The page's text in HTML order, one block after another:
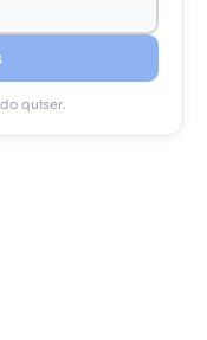
quiser.